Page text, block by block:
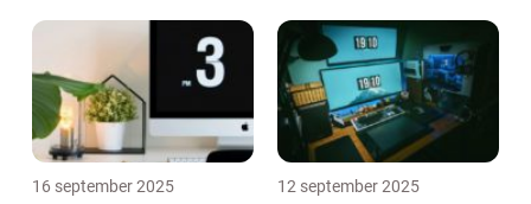
16 september 2025 12 september 2025